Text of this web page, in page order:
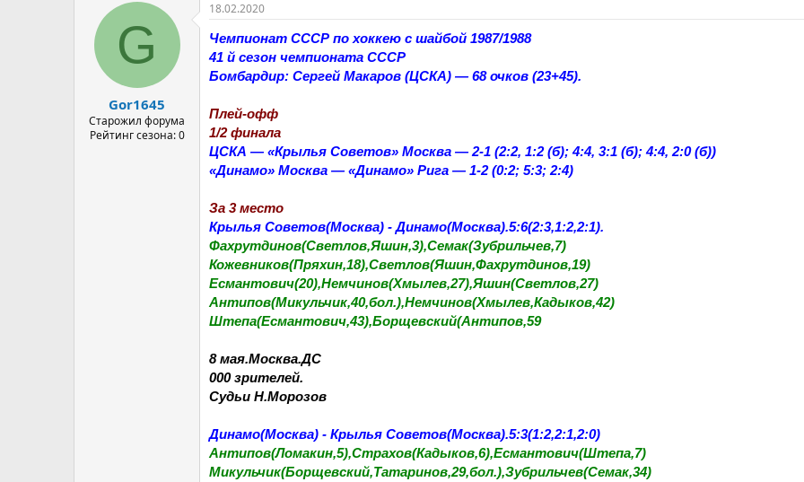
G
Gor1645
Старожил форума
Рейтинг сезона: 0
18.02.2020
Чемпионат СССР по хоккею с шайбой 1987/1988
41 й сезон чемпионата СССР
Бомбардир: Сергей Макаров (ЦСКА) — 68 очков (23+45).
Плей-офф
1/2 финала
ЦСКА — «Крылья Советов» Москва — 2-1 (2:2, 1:2 (б); 4:4, 3:1 (б); 4:4, 2:0 (б))
«Динамо» Москва — «Динамо» Рига — 1-2 (0:2; 5:3; 2:4)
За 3 место
Крылья Советов(Москва) - Динамо(Москва).5:6(2:3,1:2,2:1).
Фахрутдинов(Светлов,Яшин,3),Семак(Зубрильчев,7)
Кожевников(Пряхин,18),Светлов(Яшин,Фахрутдинов,19)
Есмантович(20),Немчинов(Хмылев,27),Яшин(Светлов,27)
Антипов(Микульчик,40,бол.),Немчинов(Хмылев,Кадыков,42)
Штепа(Есмантович,43),Борщевский(Антипов,59
8 мая.Москва.ДС
000 зрителей.
Судьи Н.Морозов
Динамо(Москва) - Крылья Советов(Москва).5:3(1:2,2:1,2:0)
Антипов(Ломакин,5),Страхов(Кадыков,6),Есмантович(Штепа,7)
Микульчик(Борщевский,Татаринов,29,бол.),Зубрильчев(Семак,34)